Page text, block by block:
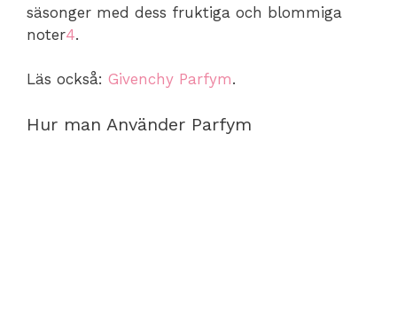
säsonger med dess fruktiga och blommiga
noter4.
Läs också: Givenchy Parfym.
Hur man Använder Parfym